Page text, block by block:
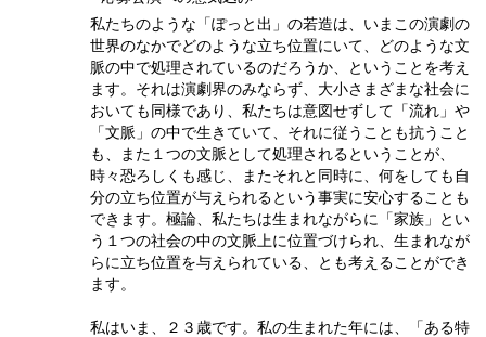
私たちのような「ぽっと出」の若造は、いまこの演劇の
世界のなかでどのような立ち位置にいて、どのような文
脈の中で処理されているのだろうか、ということを考え
ます。それは演劇界のみならず、大小さまざまな社会に
おいても同様であり、私たちは意図せずして「流れ」や
「文脈」の中で生きていて、それに従うことも抗うこと
も、また１つの文脈として処理されるということが、
時々恐ろしくも感じ、またそれと同時に、何をしても自
分の立ち位置が与えられるという事実に安心することも
できます。極論、私たちは生まれながらに「家族」とい
う１つの社会の中の文脈上に位置づけられ、生まれなが
らに立ち位置を与えられている、とも考えることができ
ます。
私はいま、２３歳です。私の生まれた年には、「ある特